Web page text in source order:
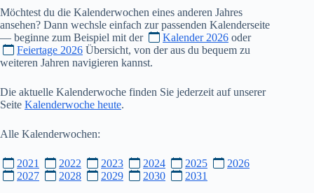
Möchtest du die Kalenderwochen eines anderen Jahres
ansehen? Dann wechsle einfach zur passenden Kalenderseite
— beginne zum Beispiel mit der
Kalender 2026 oder
Feiertage 2026 Übersicht, von der aus du bequem zu
weiteren Jahren navigieren kannst.
Die aktuelle Kalenderwoche finden Sie jederzeit auf unserer
Seite Kalenderwoche heute.
Alle Kalenderwochen:
2021 2022 2023 2024 2025
2026
2027
2028 2029 2030 2031